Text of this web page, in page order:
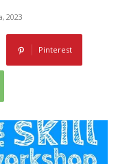
2023
Pinterest